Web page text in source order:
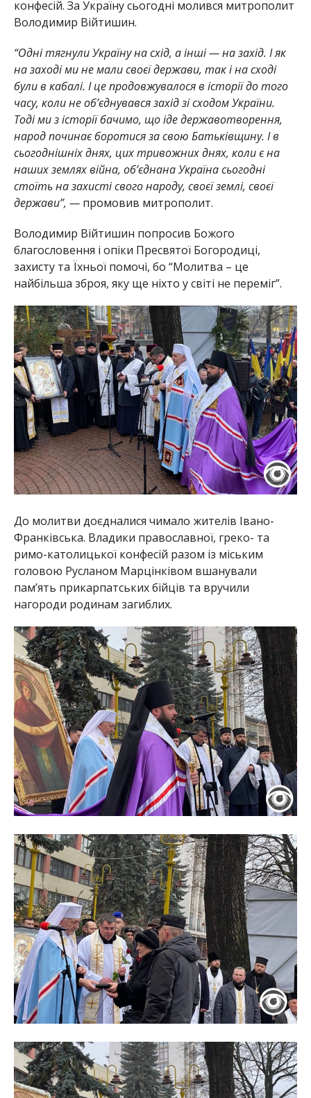
конфесій. За Україну сьогодні молився митрополит
Володимир Війтишин.
“Одні тягнули Україну на схід, а інші — на захід. І як
на заході ми не мали своєї держави, так і на сході
були в кабалі. І це продовжувалося в історії до того
часу, коли не об’єднувався захід зі сходом України.
Тоді ми з історії бачимо, що іде державотворення,
народ починає боротися за свою Батьківщину. І в
сьогоднішніх днях, цих тривожних днях, коли є на
наших землях війна, об’єднана Україна сьогодні
стоїть на захисті свого народу, своєї землі, своєї
держави”, — промовив митрополит.
Володимир Війтишин попросив Божого
благословення і опіки Пресвятої Богородиці,
захисту та Їхньої помочі, бо “Молитва – це
найбільша зброя, яку ще ніхто у світі не переміг”.
До молитви доєдналися чимало жителів Івано-
Франківська. Владики православної, греко- та
римо-католицької конфесій разом із міським
головою Русланом Марцінківом вшанували
пам’ять прикарпатських бійців та вручили
нагороди родинам загиблих.